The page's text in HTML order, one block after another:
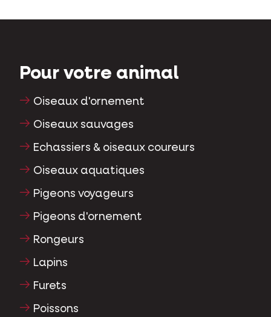
Pour votre animal
Oiseaux d'ornement
Oiseaux sauvages
Echassiers & oiseaux coureurs
Oiseaux aquatiques
Pigeons voyageurs
Pigeons d'ornement
Rongeurs
Lapins
Furets
Poissons